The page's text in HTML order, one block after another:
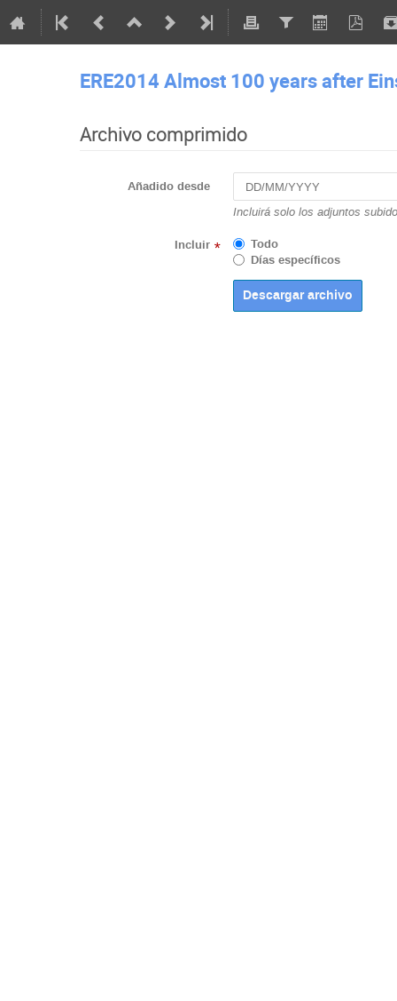
ERE2014 Almost 100 years after
Archivo comprimido
Añadido desde
Incluirá solo los adjuntos
Incluir *
Todo
Días específicos